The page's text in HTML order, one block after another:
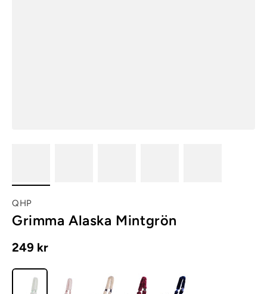
QHP
Grimma Alaska Mintgrön
249 kr